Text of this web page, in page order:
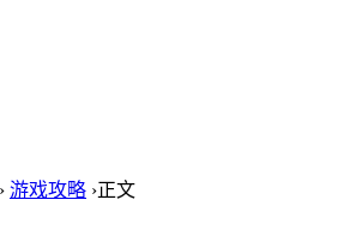
› 游戏攻略 ›正文